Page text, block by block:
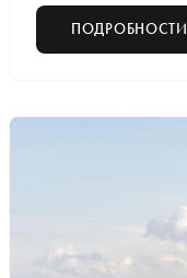
ПОДРОБНОСТИ